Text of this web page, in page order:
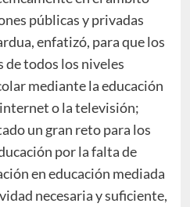
públicas y privadas
enfatizó, para que los
de todos los niveles
mediante la educación
o la televisión;
un gran reto para los
por la falta de
en educación mediada
necesaria y suficiente,